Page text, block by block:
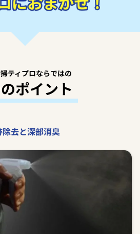
ティプロならではの
ポイント
去と深部消臭